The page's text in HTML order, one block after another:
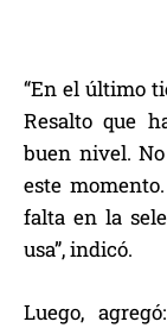
“En el último
Resalto que
buen nivel.
este
falta en la
usa”, indicó.
Luego,